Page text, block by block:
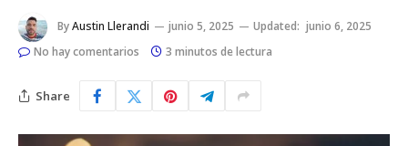
ByAustin Llerandi junio 5, 2025 Updated: junio 6, 2025
No hay comentarios
3 minutos de lectura
Share